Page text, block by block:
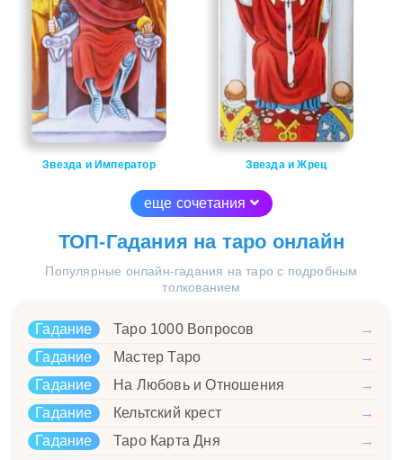
Звезда и Император Звезда и Жрец
еще сочетания
ТОП-Гадания на таро онлайн
Популярные онлайн-гадания на таро с подробным
толкованием
Гадание Таро 1000 Вопросов
→
Гадание
Мастер Таро
→
Гадание
На Любовь и Отношения
→
Гадание
Кельтский крест
→
Гадание
Таро Карта Дня
→